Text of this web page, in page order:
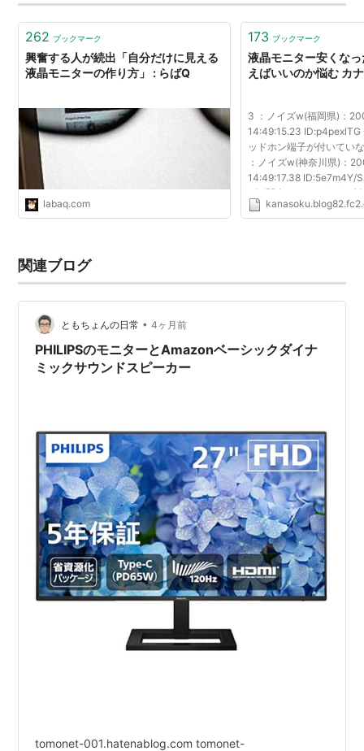
しネット調べてみると、 電源アダプタが故障している可
能性があるということがわかりま…
262 ブックマーク
興奮する人が続出「自分だけに見える
液晶モニターの作り方」 : らばQ
labaq.com
173 ブックマーク
液晶モニター安くな
えばいいのか悩む カ
3 ：ノイズw(福岡県)：
14:49:15.23 ID:p4pexlTG
ッドホン端子が付いてい
：ノイズw(神奈川県)：
14:49:17.38 ID:5e7m4Y/
ズs(関東)：2009/10/02(
ID:VqQB0xEH プリンス
関連ブログ
ともちょんの日常 • 4ヶ月前
PHILIPSのモニターとAmazonベーシックダイナ
ミックサウンドスピーカー
tomonet-001.hatenablog.com tomonet-